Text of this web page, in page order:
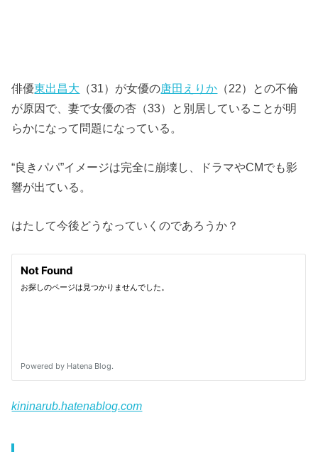
俳優東出昌大 （31）が女優の唐田えりか （22）との不倫
が原因で、妻で女優の杏（33）と別居していることが明
らかになって問題になっている。
“良きパパ”イメージは完全に崩壊し、ドラマやCMでも影
響が出ている。
はたして今後どうなっていくのであろうか？
kininarub.hatenablog.com